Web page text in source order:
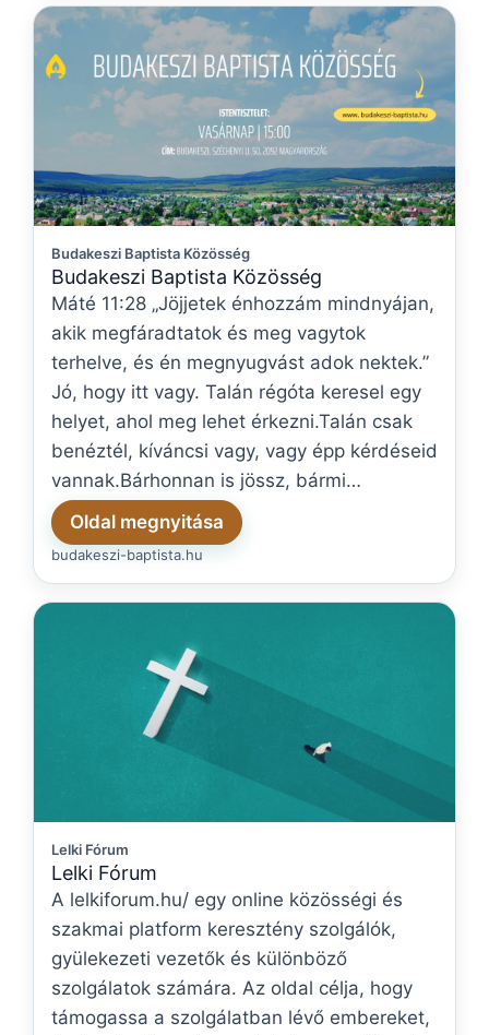
Budakeszi Baptista Közösség
Budakeszi Baptista Közösség
Máté 11:28 „Jöjjetek énhozzám mindnyájan,
akik megfáradtatok és meg vagytok
terhelve, és én megnyugvást adok nektek.”
Jó, hogy itt vagy. Talán régóta keresel egy
helyet, ahol meg lehet érkezni.Talán csak
benéztél, kíváncsi vagy, vagy épp kérdéseid
vannak.Bárhonnan is jössz, bármi…
Oldal megnyitása
budakeszi-baptista.hu
Lelki Fórum
Lelki Fórum
A lelkiforum.hu/ egy online közösségi és
szakmai platform keresztény szolgálók,
gyülekezeti vezetők és különböző
szolgálatok számára. Az oldal célja, hogy
támogassa a szolgálatban lévő embereket,